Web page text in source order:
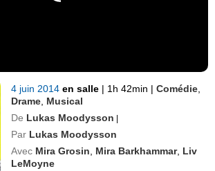
4 juin 2014en salle | 1h 42min | Comédie
Drame Musical
De Lukas Moodysson |
Par Lukas Moodysson
Avec Mira Grosin Mira Barkhammar, Liv
LeMoyne